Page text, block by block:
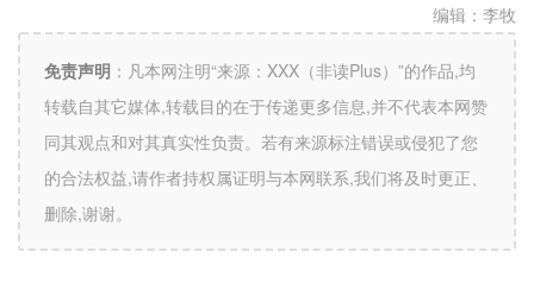
编辑： 李牧
免责声明 ： 凡本网注明“来源：XXX（非读Plus）”的作品,均
转载自其它媒体,转载目的在于传递更多信息,并不代表本网赞
同其观点和对其真实性负责。若有来源标注错误或侵犯了您
的合法权益,请作者持权属证明与本网联系,我们将及时更正、
删除,谢谢。